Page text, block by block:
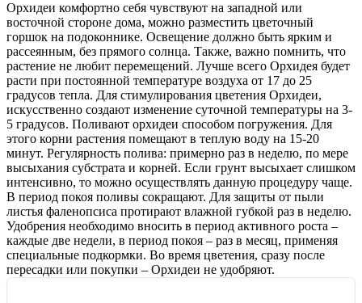
Орхидеи комфортно себя чувствуют на западной или
восточной стороне дома, можно разместить цветочный
горшок на подоконнике. Освещение должно быть ярким и
рассеянным, без прямого солнца. Также, важно помнить, что
растение не любит перемещений. Лучше всего Орхидея будет
расти при постоянной температуре воздуха от 17 до 25
градусов тепла. Для стимулирования цветения Орхидеи,
искусственно создают изменение суточной температуры на 3-
5 градусов. Поливают орхидеи способом погружения. Для
этого корни растения помещают в теплую воду на 15-20
минут. Регулярность полива: примерно раз в неделю, по мере
высыхания субстрата и корней. Если грунт высыхает слишком
интенсивно, то можно осуществлять данную процедуру чаще.
В период покоя поливы сокращают. Для защиты от пыли
листья фаленопсиса протирают влажной губкой раз в неделю.
Удобрения необходимо вносить в период активного роста –
каждые две недели, в период покоя – раз в месяц, применяя
специальные подкормки. Во время цветения, сразу после
пересадки или покупки – Орхидеи не удобряют.